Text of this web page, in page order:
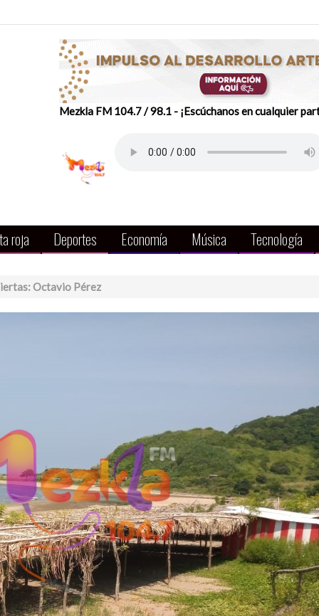
Mezkla FM 104.7 / 98.1 - ¡Escúchanos en cualquier
roja Deportes Economía Música Tecnología
Octavio Pérez